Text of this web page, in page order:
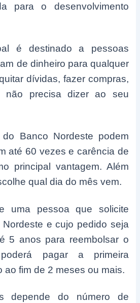
para o desenvolvimento
é destinado a pessoas
de dinheiro para qualquer
dívidas, fazer compras,
não precisa dizer ao seu
do Banco Nordeste podem
até 60 vezes e carência de
principal vantagem. Além
qual dia do mês vem.
uma pessoa que solicite
e cujo pedido seja
5 anos para reembolsar o
pagar a primeira
ao fim de 2 meses ou mais.
depende do número de